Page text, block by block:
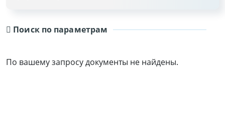
Поиск по параметрам
По вашему запросу документы не найдены.